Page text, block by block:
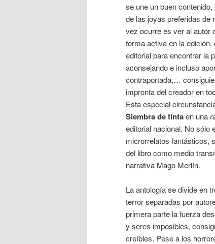
se une un buen
de las joyas preferidas de
vez ocurre es ver al autor
forma activa en la
editorial para encontrar la
aconsejando e incluso
contraportada,…
impronta del creador en
Esta especial
Siembra de tintaen una
editorial nacional. No sólo
microrrelatos fantásticos,
del libro como medio
narrativa Mago Merlín.
La antología se divide en
terror separadas por
primera parte la fuerza
y seres imposibles,
creíbles. Pese a los